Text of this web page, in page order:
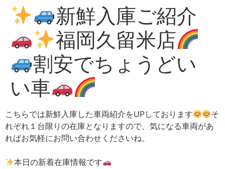
新鮮入庫ご紹介
福岡久留米店
割安でちょうどい
い車
こちらでは新鮮入庫した車両紹介をUPしております
そ
れぞれ１台限りの在庫となりますので、気になる車両があ
ればお気軽にお問い合わせくださいね。
本日の新着在庫情報です